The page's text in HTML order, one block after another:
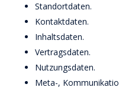
Standortdaten.
Kontaktdaten.
Inhaltsdaten.
Vertragsdaten.
Nutzungsdaten.
Meta-,